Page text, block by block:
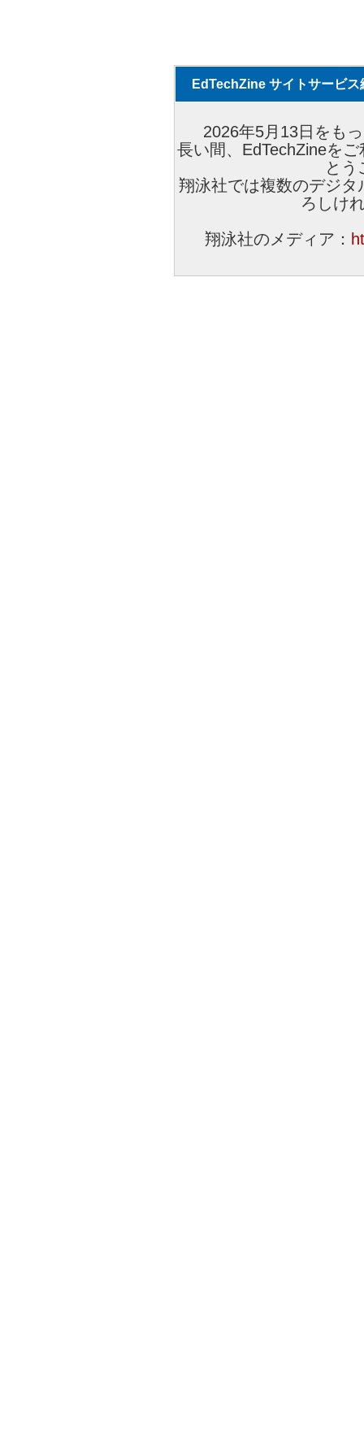
EdTechZine サイトサービス
2026年5月13日をも
長い間、EdTechZineを
とう
翔泳社では複数のデジ
ろしけ
翔泳社のメディア：